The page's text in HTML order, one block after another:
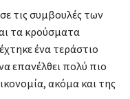
τις συμβουλές των
τα κρούσματα
ένα τεράστιο
επανέλθει πολύ πιο
ακόμα και της